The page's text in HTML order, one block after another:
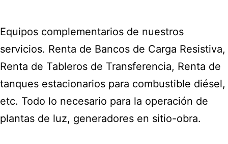
Equipos complementarios de nuestros
servicios. Renta de Bancos de Carga Resistiva,
Renta de Tableros de Transferencia, Renta de
tanques estacionarios para combustible diésel,
etc. Todo lo necesario para la operación de
plantas de luz, generadores en sitio-obra.